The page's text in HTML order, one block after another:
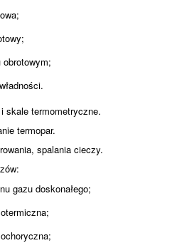
obrotowym;
skale termometryczne.
termopar.
spalania cieczy.
gazu doskonałego;